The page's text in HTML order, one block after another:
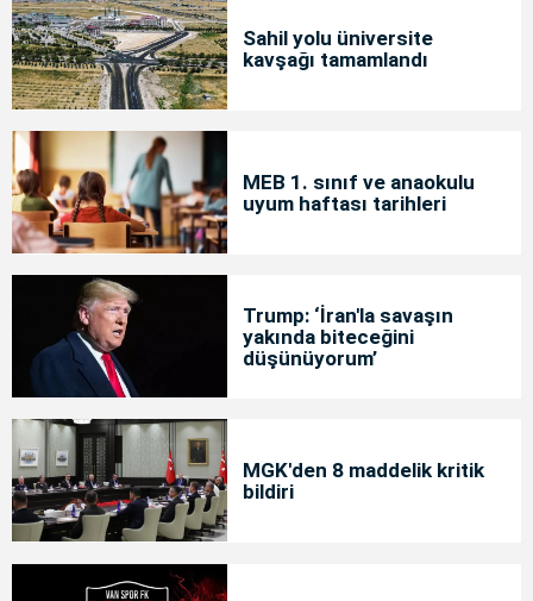
Sahil yolu üniversite
kavşağı tamamlandı
MEB 1. sınıf ve anaokulu
uyum haftası tarihleri
Trump: ‘İran'la savaşın
yakında biteceğini
düşünüyorum’
MGK'den 8 maddelik kritik
bildiri